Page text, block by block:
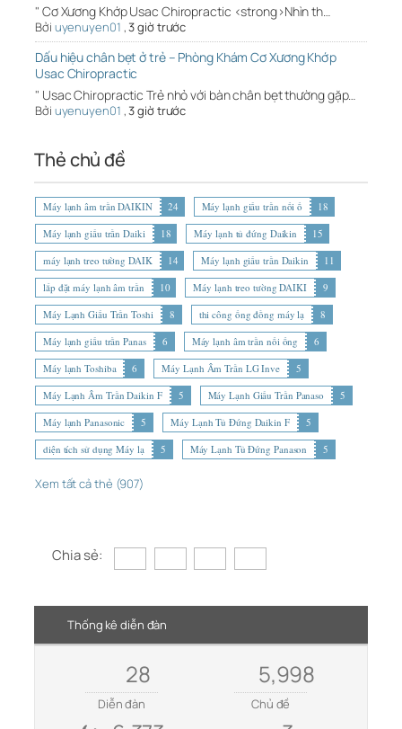
" Cơ Xương Khớp Usac Chiropractic <strong>Nhìn th…
Bởi uyenuyen01 ,3 giờ trước
Dấu hiệu chân bẹt ở trẻ – Phòng Khám Cơ Xương Khớp
Usac Chiropractic
" Usac Chiropractic Trẻ nhỏ với bàn chân bẹt thường gặp…
Bởi uyenuyen01 ,3 giờ trước
Thẻ chủ đề
Máy lạnh âm trần DAIKIN 24 Máy lạnh giấu trần nối ố
18
Máy lạnh giấu trần Daiki
18 Máy lạnh tủ đứng Daikin
15
máy lạnh treo tường DAIK
14 Máy lạnh giấu trần Daikin
11
lắp đặt máy lạnh âm trần
10 Máy lạnh treo tường DAIKI
9
Máy Lạnh Giấu Trần Toshi
8 thi công ống đồng máy lạ
8
Máy lạnh giấu trần Panas
6 Máy lạnh âm trần nối ống
6
Máy lạnh Toshiba
6 Máy Lạnh Âm Trần LG Inve
5
Máy Lạnh Âm Trần Daikin F
5 Máy Lạnh Giấu Trần Panaso
5
Máy lạnh Panasonic
5 Máy Lạnh Tủ Đứng Daikin F
5
diện tích sử dụng Máy lạ
5 Máy Lạnh Tủ Đứng Panason 5
Xem tất cả thẻ (907)
Chia sẻ:
Thống kê diễn đàn
28
Diễn đàn
5,998
Chủ đề